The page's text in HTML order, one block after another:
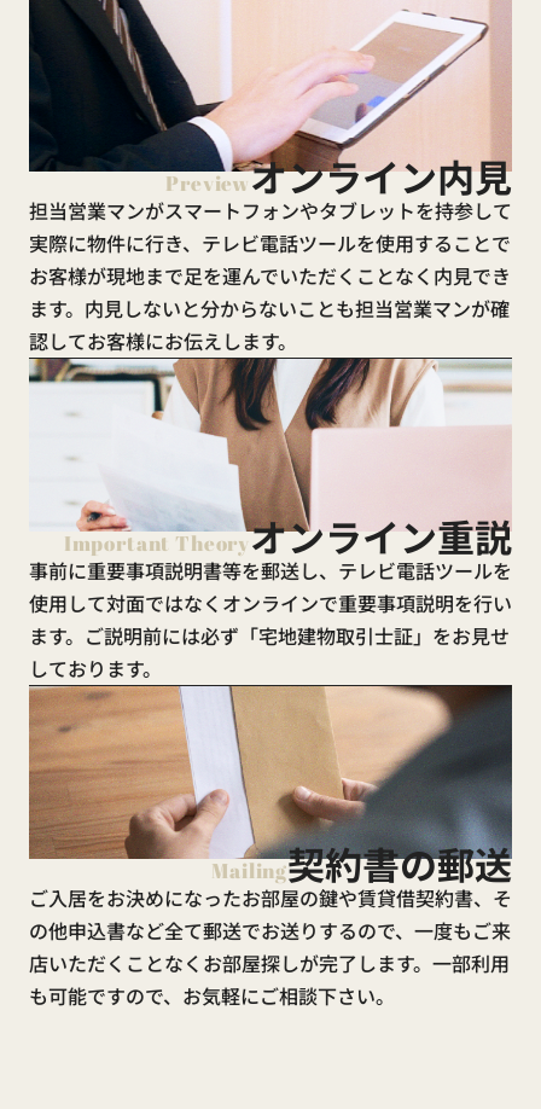
Previewオンライン内見
担当営業マンがスマートフォンやタブレットを持参して
実際に物件に行き、テレビ電話ツールを使用することで
お客様が現地まで足を運んでいただくことなく内見でき
ます。内見しないと分からないことも担当営業マンが確
認してお客様にお伝えします。
Important Theoryオンライン重説
事前に重要事項説明書等を郵送し、テレビ電話ツールを
使用して対面ではなくオンラインで重要事項説明を行い
ます。ご説明前には必ず「宅地建物取引士証」をお見せ
しております。
Mailing契約書の郵送
ご入居をお決めになったお部屋の鍵や賃貸借契約書、そ
の他申込書など全て郵送でお送りするので、一度もご来
店いただくことなくお部屋探しが完了します。一部利用
も可能ですので、お気軽にご相談下さい。